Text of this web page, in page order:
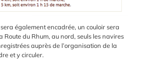
également encadrée, un couloir sera
Route du Rhum, au nord, seuls les navires
auprès de l’organisation de la
et y circuler.